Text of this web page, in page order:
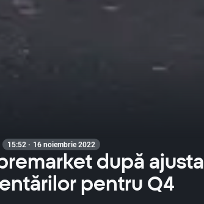
15:52 · 16 noiembrie 2022
după
pentru Q4